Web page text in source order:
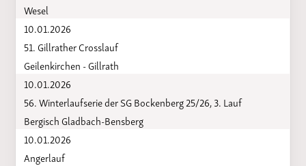
Wesel
10.01.2026
51. Gillrather Crosslauf
Geilenkirchen - Gillrath
10.01.2026
56. Winterlaufserie der SG Bockenberg 25/26, 3. Lauf
Bergisch Gladbach-Bensberg
10.01.2026
Angerlauf